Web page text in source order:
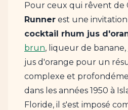
Pour ceux qui rêvent de
Runner est une invitation
cocktail rhum jus
brun, liqueur de banane,
jus d'orange pour un
complexe et
dans les années 1950 à
Floride, il s'est imposé